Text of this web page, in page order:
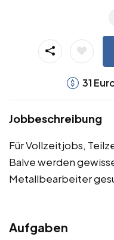
31
Jobbeschreibung
Für Vollzeitjobs,
Balve werden
Metallbearbeiter
Aufgaben